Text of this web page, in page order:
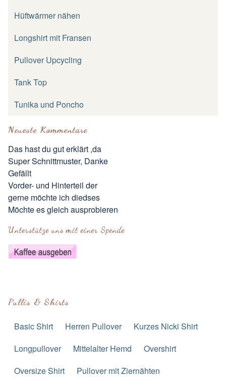
Hüftwärmer nähen
Longshirt mit Fransen
Pullover Upcycling
Tank Top
Tunika und Poncho
Neueste Kommentare
Das hast du gut erklärt ,da
Super Schnittmuster, Danke
Gefällt
Vorder- und Hinterteil der
gerne möchte ich diedses
Möchte es gleich ausprobieren
Unterstütze uns mit einer Spende
Pullis & Shirts
Basic Shirt Herren Pullover
Kurzes Nicki Shirt
Longpullover
Mittelalter Hemd
Overshirt
Oversize Shirt
Pullover mit Ziernähten